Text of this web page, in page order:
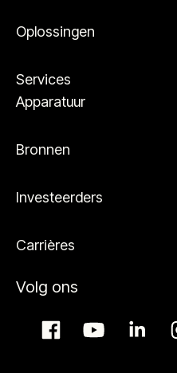
Oplossingen
Services
Apparatuur
Bronnen
Investeerders
Carrières
Volg ons